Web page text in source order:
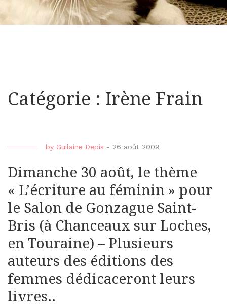
Catégorie : Irène Frain
by Guilaine Depis - 26 août 2009
Dimanche 30 août, le thème
« L’écriture au féminin » pour
le Salon de Gonzague Saint-
Bris (à Chanceaux sur Loches,
en Touraine) – Plusieurs
auteurs des éditions des
femmes dédicaceront leurs
livres..